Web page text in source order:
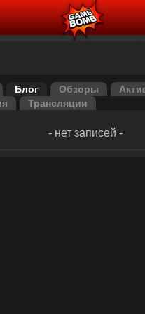
Блог Обзоры
Трансляции
- нет записей -